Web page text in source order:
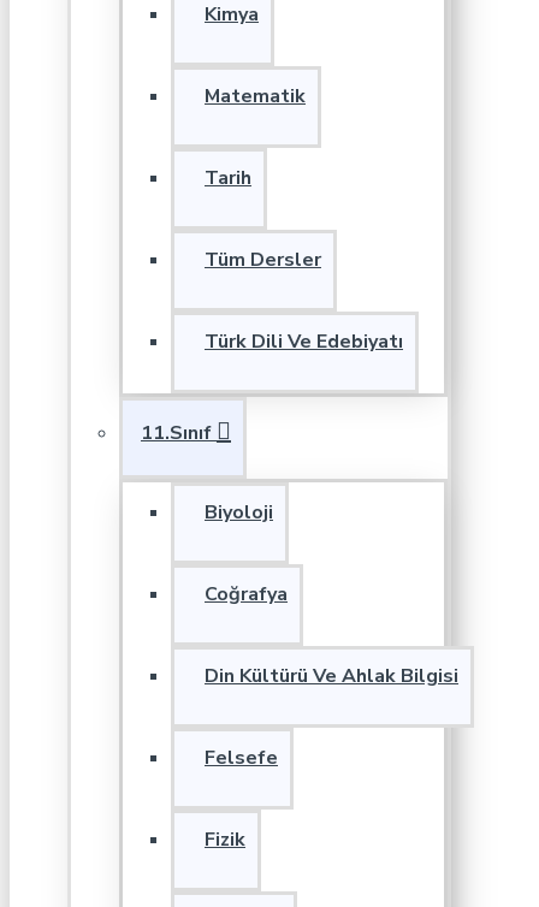
Kimya
Matematik
Tarih
Tüm Dersler
Türk Dili Ve Edebiyatı
11.Sınıf
Biyoloji
Coğrafya
Din Kültürü Ve Ahlak Bilgisi
Felsefe
Fizik